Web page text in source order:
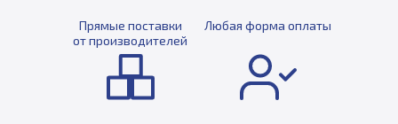
Прямые поставки
от производителей
Любая форма оплаты